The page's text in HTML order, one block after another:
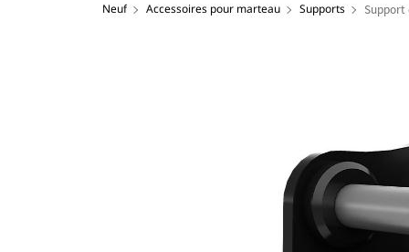
Neuf Accessoires pour marteau Supports Support